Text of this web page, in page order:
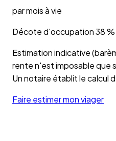
par mois à vie
Décote d'occupation 38 %
Estimation indicative
rente n'est imposable que
Un notaire établit le calcul
Faire estimer mon viager